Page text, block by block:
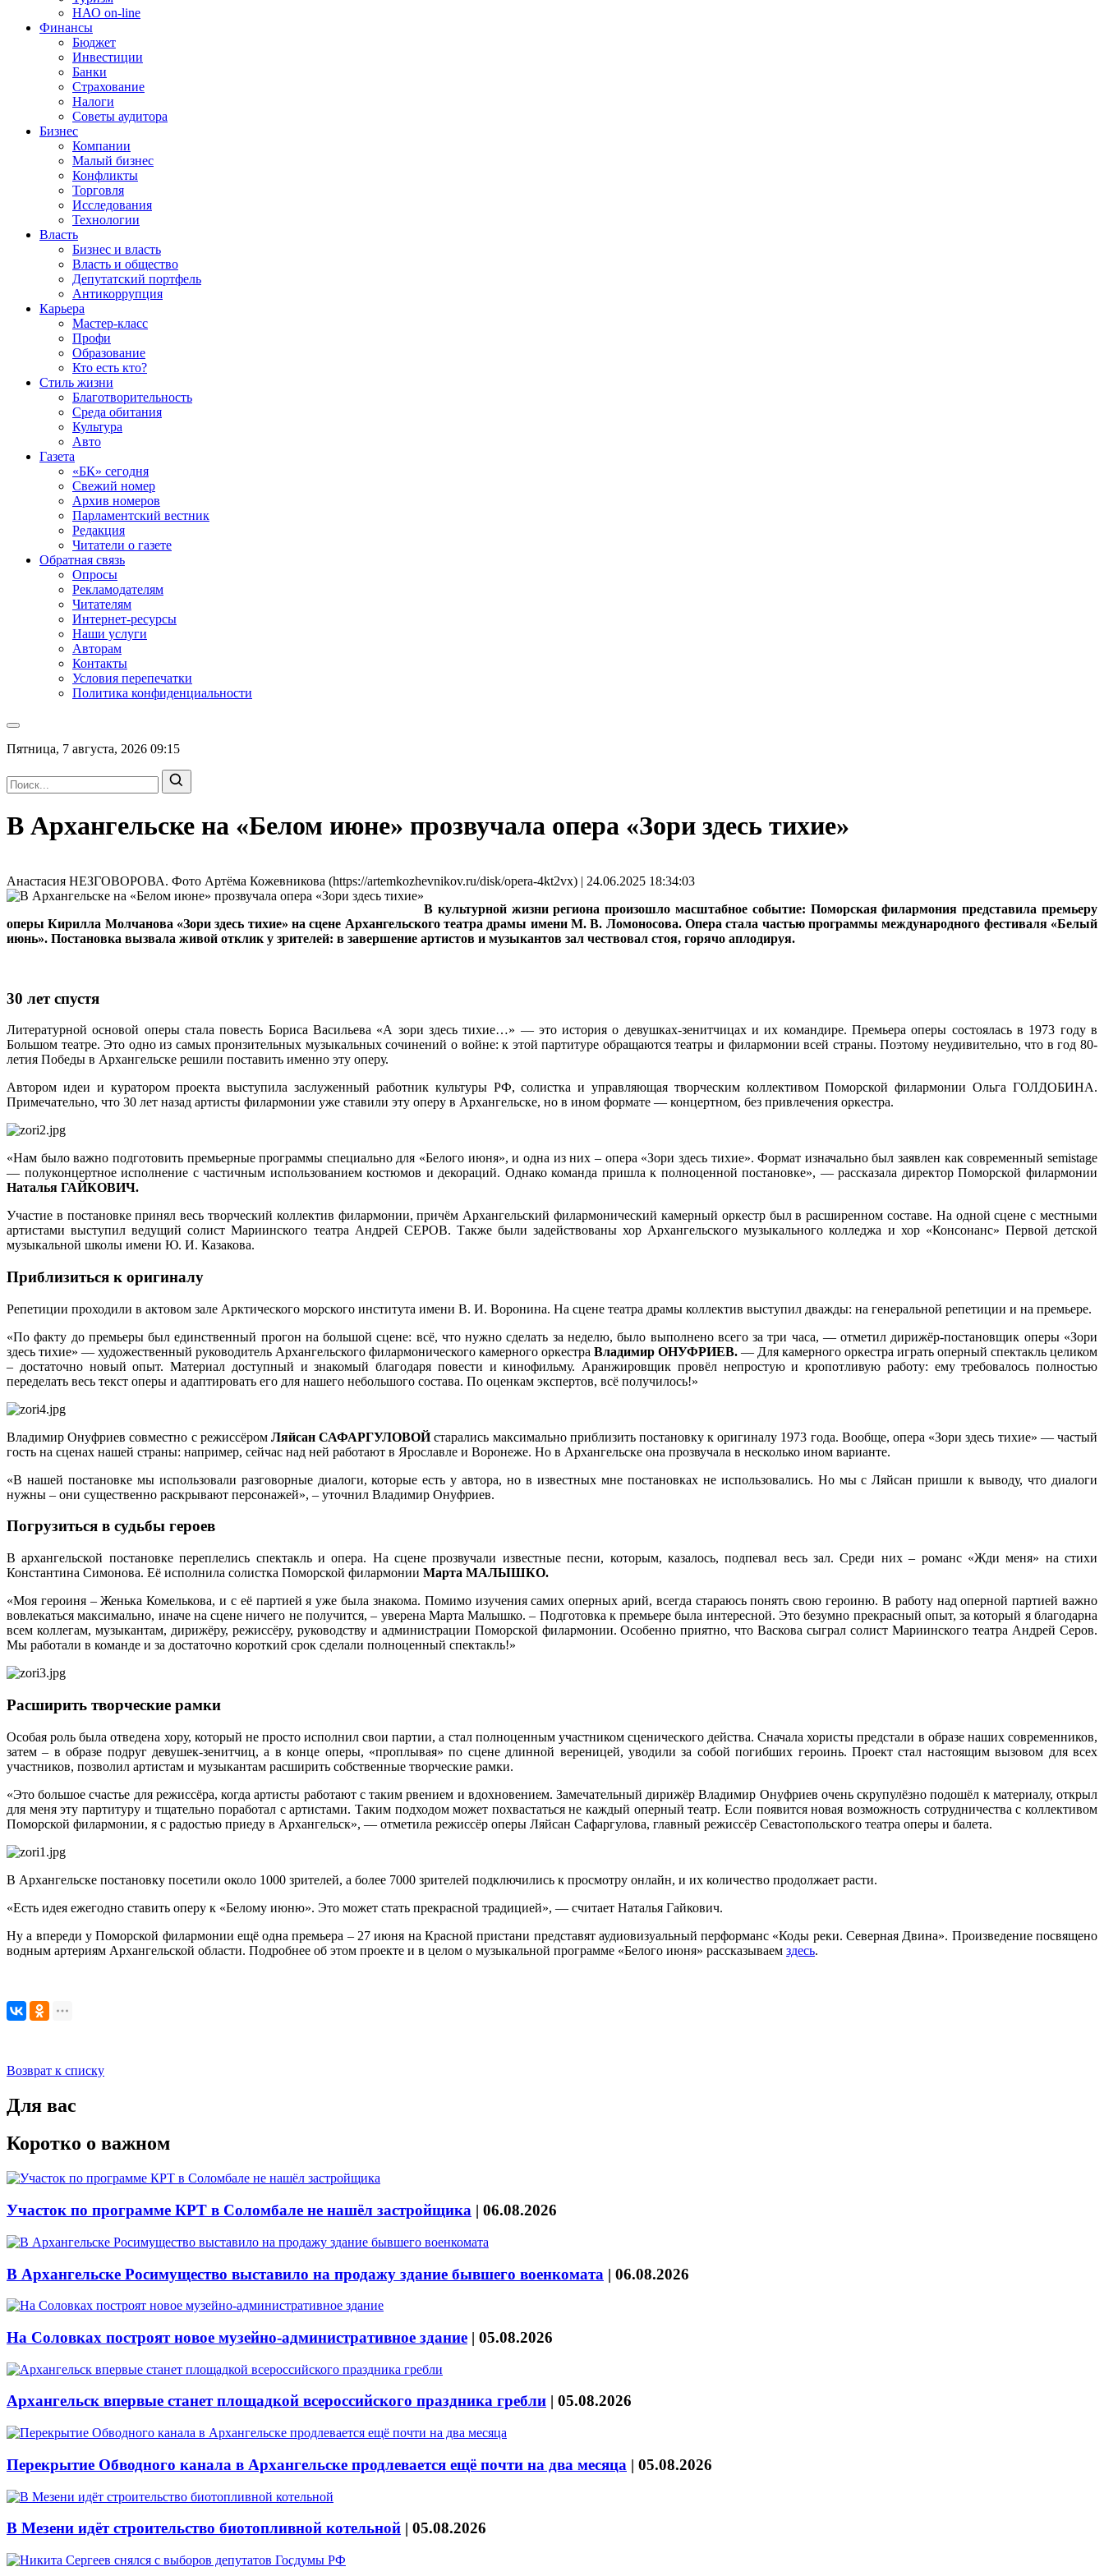
НАО on-line
Финансы
Бюджет
Инвестиции
Банки
Страхование
Налоги
Советы аудитора
Бизнес
Компании
Малый бизнес
Конфликты
Торговля
Исследования
Технологии
Власть
Бизнес и власть
Власть и общество
Депутатский портфель
Антикоррупция
Карьера
Мастер-класс
Профи
Образование
Кто есть кто?
Стиль жизни
Благотворительность
Среда обитания
Культура
Авто
Газета
«БК» сегодня
Свежий номер
Архив номеров
Парламентский вестник
Редакция
Читатели о газете
Обратная связь
Опросы
Рекламодателям
Читателям
Интернет-ресурсы
Наши услуги
Авторам
Контакты
Условия перепечатки
Политика конфиденциальности
Пятница, 7 августа, 2026 09:15
В Архангельске на «Белом июне» прозвучала опера «Зори здесь тихие»
Анастасия НЕЗГОВОРОВА. Фото Артёма Кожевникова (https://artemkozhevnikov.ru/disk/opera-4kt2vx) | 24.06.2025 18:34:03
В культурной жизни региона произошло масштабное событие: Поморская филармония представила премьеру
оперы Кирилла Молчанова «Зори здесь тихие» на сцене Архангельского театра драмы имени М. В. Ломоносова. Опера стала частью программы международного фестиваля «Белый
июнь». Постановка вызвала живой отклик у зрителей: в завершение артистов и музыкантов зал чествовал стоя, горячо аплодируя.
30 лет спустя
Литературной основой оперы стала повесть Бориса Васильева «А зори здесь тихие…» — это история о девушках-зенитчицах и их командире. Премьера оперы состоялась в 1973 году в
Большом театре. Это одно из самых пронзительных музыкальных сочинений о войне: к этой партитуре обращаются театры и филармонии всей страны. Поэтому неудивительно, что в год 80-
летия Победы в Архангельске решили поставить именно эту оперу.
Автором идеи и куратором проекта выступила заслуженный работник культуры РФ, солистка и управляющая творческим коллективом Поморской филармонии Ольга ГОЛДОБИНА.
Примечательно, что 30 лет назад артисты филармонии уже ставили эту оперу в Архангельске, но в ином формате — концертном, без привлечения оркестра.
«Нам было важно подготовить премьерные программы специально для «Белого июня», и одна из них – опера «Зори здесь тихие». Формат изначально был заявлен как современный semistage
— полуконцертное исполнение с частичным использованием костюмов и декораций. Однако команда пришла к полноценной постановке», — рассказала директор Поморской филармонии
Наталья ГАЙКОВИЧ.
Участие в постановке принял весь творческий коллектив филармонии, причём Архангельский филармонический камерный оркестр был в расширенном составе. На одной сцене с местными
артистами выступил ведущий солист Мариинского театра Андрей СЕРОВ. Также были задействованы хор Архангельского музыкального колледжа и хор «Консонанс» Первой детской
музыкальной школы имени Ю. И. Казакова.
Приблизиться к оригиналу
Репетиции проходили в актовом зале Арктического морского института имени В. И. Воронина. На сцене театра драмы коллектив выступил дважды: на генеральной репетиции и на премьере.
«По факту до премьеры был единственный прогон на большой сцене: всё, что нужно сделать за неделю, было выполнено всего за три часа, — отметил дирижёр-постановщик оперы «Зори
здесь тихие» — художественный руководитель Архангельского филармонического камерного оркестра Владимир ОНУФРИЕВ. — Для камерного оркестра играть оперный спектакль целиком
– достаточно новый опыт. Материал доступный и знакомый благодаря повести и кинофильму. Аранжировщик провёл непростую и кропотливую работу: ему требовалось полностью
переделать весь текст оперы и адаптировать его для нашего небольшого состава. По оценкам экспертов, всё получилось!»
Владимир Онуфриев совместно с режиссёром Ляйсан САФАРГУЛОВОЙстарались максимально приблизить постановку к оригиналу 1973 года. Вообще, опера «Зори здесь тихие» — частый
гость на сценах нашей страны: например, сейчас над ней работают в Ярославле и Воронеже. Но в Архангельске она прозвучала в несколько ином варианте.
«В нашей постановке мы использовали разговорные диалоги, которые есть у автора, но в известных мне постановках не использовались. Но мы с Ляйсан пришли к выводу, что диалоги
нужны – они существенно раскрывают персонажей», – уточнил Владимир Онуфриев.
Погрузиться в судьбы героев
В архангельской постановке переплелись спектакль и опера. На сцене прозвучали известные песни, которым, казалось, подпевал весь зал. Среди них – романс «Жди меня» на стихи
Константина Симонова. Её исполнила солистка Поморской филармонии Марта МАЛЫШКО.
«Моя героиня – Женька Комелькова, и с её партией я уже была знакома. Помимо изучения самих оперных арий, всегда стараюсь понять свою героиню. В работу над оперной партией важно
вовлекаться максимально, иначе на сцене ничего не получится, – уверена Марта Малышко. – Подготовка к премьере была интересной. Это безумно прекрасный опыт, за который я благодарна
всем коллегам, музыкантам, дирижёру, режиссёру, руководству и администрации Поморской филармонии. Особенно приятно, что Васкова сыграл солист Мариинского театра Андрей Серов.
Мы работали в команде и за достаточно короткий срок сделали полноценный спектакль!»
Расширить творческие рамки
Особая роль была отведена хору, который не просто исполнил свои партии, а стал полноценным участником сценического действа. Сначала хористы предстали в образе наших современников,
затем – в образе подруг девушек-зенитчиц, а в конце оперы, «проплывая» по сцене длинной вереницей, уводили за собой погибших героинь. Проект стал настоящим вызовом для всех
участников, позволил артистам и музыкантам расширить собственные творческие рамки.
«Это большое счастье для режиссёра, когда артисты работают с таким рвением и вдохновением. Замечательный дирижёр Владимир Онуфриев очень скрупулёзно подошёл к материалу, открыл
для меня эту партитуру и тщательно поработал с артистами. Таким подходом может похвастаться не каждый оперный театр. Если появится новая возможность сотрудничества с коллективом
Поморской филармонии, я с радостью приеду в Архангельск», — отметила режиссёр оперы Ляйсан Сафаргулова, главный режиссёр Севастопольского театра оперы и балета.
В Архангельске постановку посетили около 1000 зрителей, а более 7000 зрителей подключились к просмотру онлайн, и их количество продолжает расти.
«Есть идея ежегодно ставить оперу к «Белому июню». Это может стать прекрасной традицией», — считает Наталья Гайкович.
Ну а впереди у Поморской филармонии ещё одна премьера – 27 июня на Красной пристани представят аудиовизуальный перформанс «Коды реки. Северная Двина». Произведение посвящено
водным артериям Архангельской области. Подробнее об этом проекте и в целом о музыкальной программе «Белого июня» рассказываем здесь.
Возврат к списку
Для вас
Коротко о важном
Участок по программе КРТ в Соломбале не нашёл застройщика | 06.08.2026
В Архангельске Росимущество выставило на продажу здание бывшего военкомата | 06.08.2026
На Соловках построят новое музейно-административное здание | 05.08.2026
Архангельск впервые станет площадкой всероссийского праздника гребли | 05.08.2026
Перекрытие Обводного канала в Архангельске продлевается ещё почти на два месяца | 05.08.2026
В Мезени идёт строительство биотопливной котельной | 05.08.2026